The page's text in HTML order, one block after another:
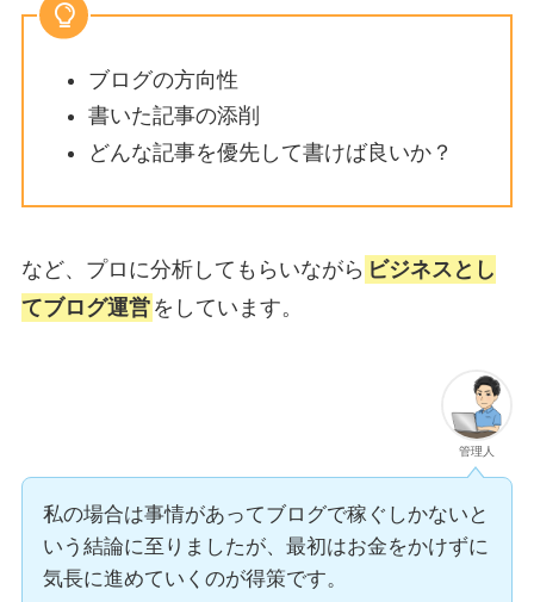
ブログの方向性
書いた記事の添削
どんな記事を優先して書けば良いか？
など、プロに分析してもらいながら ビジネスとし
てブログ運営 をしています。
管理人
私の場合は事情があってブログで稼ぐしかないと
いう結論に至りましたが、最初はお金をかけずに
気長に進めていくのが得策です。